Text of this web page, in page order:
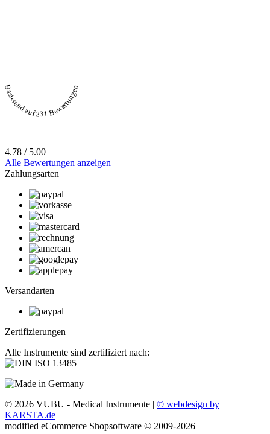
Basierend auf 231 Bewertungen
4.78 / 5.00
Alle Bewertungen anzeigen
Zahlungsarten
Versandarten
Zertifizierungen
Alle Instrumente sind zertifiziert nach:
© 2026 VUBU - Medical Instrumente | © webdesign by
KARSTA.de
modified eCommerce Shopsoftware © 2009-2026